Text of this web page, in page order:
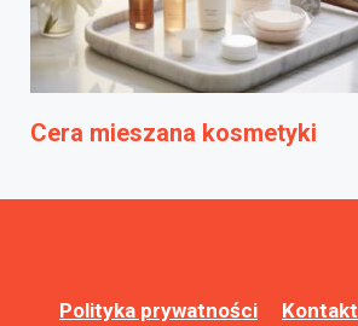
Cera mieszana kosmetyki
Polityka prywatności Kontakt